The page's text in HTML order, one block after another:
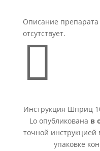
Описание
отсутствует.

Инструкция Шприц
Lo опубликована в
точной инструкцией
упаковке